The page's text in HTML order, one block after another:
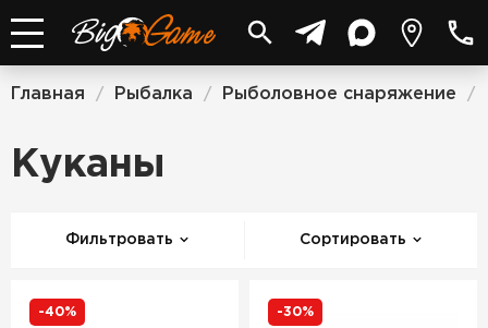
Главная / Рыбалка / Рыболовное снаряжение /
Куканы
Фильтровать Сортировать
-40% -30%